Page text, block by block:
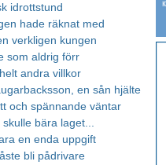
idrottstund
hade räknat med
verkligen kungen
som aldrig förr
andra villkor
en sån hjälte
och spännande väntar
skulle bära laget...
en enda uppgift
bli pådrivare